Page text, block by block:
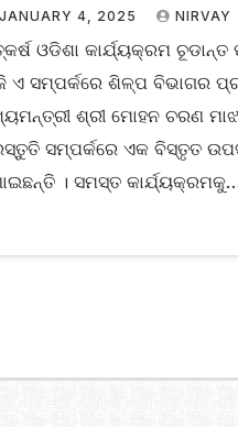
JANUARY 4, 2025 NIRVAY
ଓଡିଶା କାର୍ଯ୍ୟକ୍ରମ ଚୂଡାନ୍ତ
ଏ ସମ୍ପର୍କରେ ଶିଳ୍ପ ବିଭାଗର
ଶ୍ରୀ ମୋହନ ଚରଣ
ସମ୍ପର୍କରେ ଏକ ବିସ୍ତୃତ
। ସମସ୍ତ